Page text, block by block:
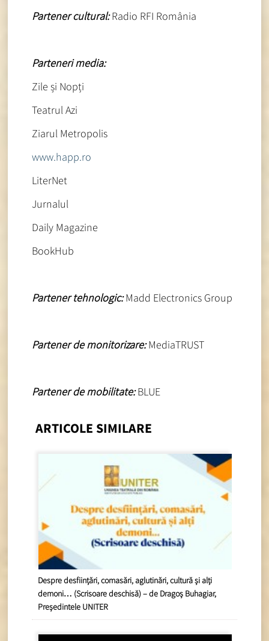
Partener cultural:Radio RFI România
Parteneri media:
Zile și Nopți
Teatrul Azi
Ziarul Metropolis
www.happ.ro
LiterNet
Jurnalul
Daily Magazine
BookHub
Partener tehnologic:Madd Electronics Group
Partener de monitorizare:MediaTRUST
Partener de mobilitate:BLUE
ARTICOLE SIMILARE
Despre desființări, comasări, aglutinări, cultură și alți
demoni… (Scrisoare deschisă) – de Dragoș Buhagiar,
Președintele UNITER